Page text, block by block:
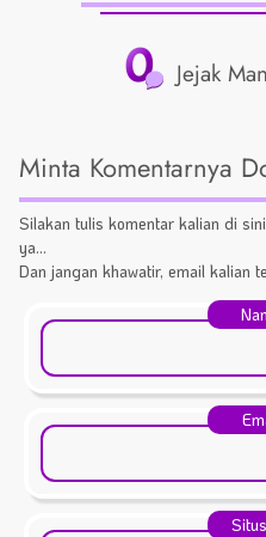
0 Jejak
Minta Komentarnya
Silakan tulis komentar kalian di
ya...
Dan jangan khawatir, email kalian